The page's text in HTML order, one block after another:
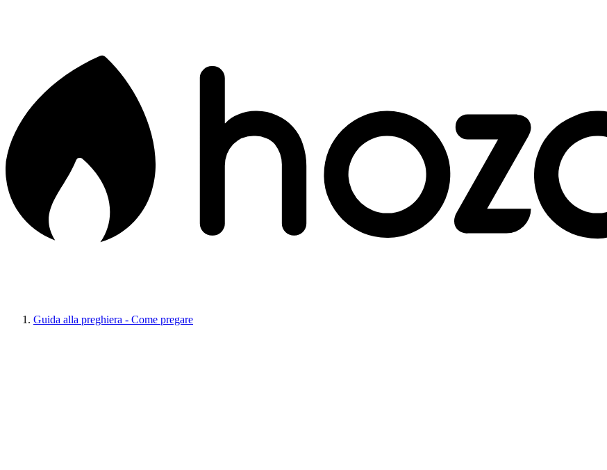
Guida alla preghiera - Come pregare